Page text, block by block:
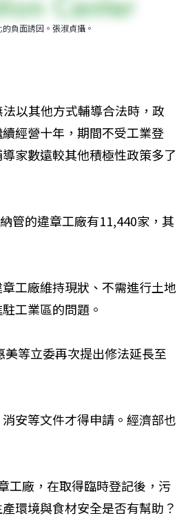
負面誘因。張淑貞攝。
以其他方式輔導合法時，政
經營十年，期間不受工業登
家數遠較其他積極性政策多了
管的違章工廠有11,440家，其
工廠維持現狀、不需進行土地
工業區的問題。
等立委再次提出修法延長至
安等文件才得申請。經濟部也
工廠，在取得臨時登記後，污
環境與食材安全是否有幫助？